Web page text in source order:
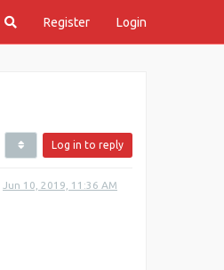
Register Login
Log in to reply
Jun 10, 2019, 11:36 AM